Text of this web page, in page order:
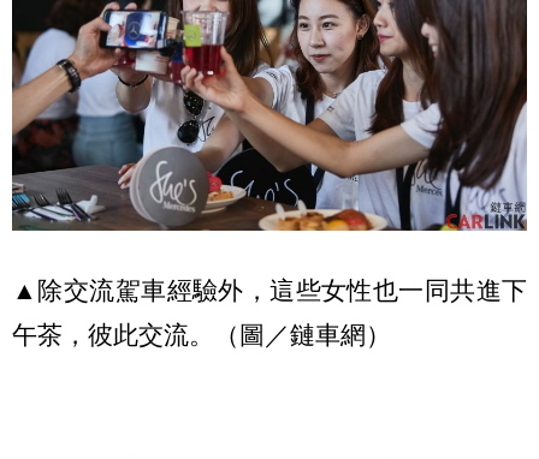
▲除交流駕車經驗外，這些女性也一同共進下
午茶，彼此交流。（圖／鏈車網）